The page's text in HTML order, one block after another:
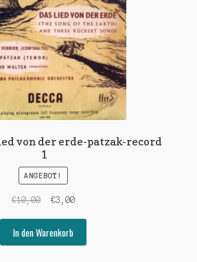
von der erde-patzak-record
1
ANGEBOT!
€10,00
Ursprünglicher
war:
€10,00
€3,00Aktueller
€3,00.
In den Warenkorb